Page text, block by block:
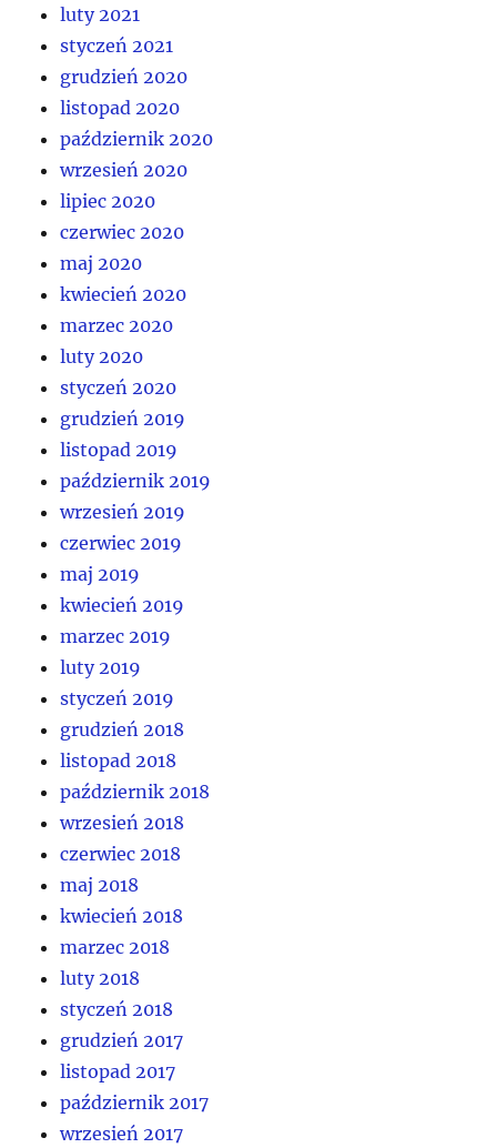
luty 2021
styczeń 2021
grudzień 2020
listopad 2020
październik 2020
wrzesień 2020
lipiec 2020
czerwiec 2020
maj 2020
kwiecień 2020
marzec 2020
luty 2020
styczeń 2020
grudzień 2019
listopad 2019
październik 2019
wrzesień 2019
czerwiec 2019
maj 2019
kwiecień 2019
marzec 2019
luty 2019
styczeń 2019
grudzień 2018
listopad 2018
październik 2018
wrzesień 2018
czerwiec 2018
maj 2018
kwiecień 2018
marzec 2018
luty 2018
styczeń 2018
grudzień 2017
listopad 2017
październik 2017
wrzesień 2017